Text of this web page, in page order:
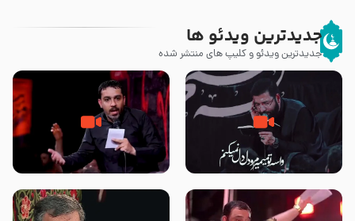
جدیدترین ویدئو ها
جدیدترین ویدئو و کلیپ های منتشر شده
مصداق کربلا – حاج حسین سیب
سرخی
شور ، حسینا! به‌ حق زهرا «أُنْظُرْ
إِلَینا» – عزاداری شب هفتم ماه